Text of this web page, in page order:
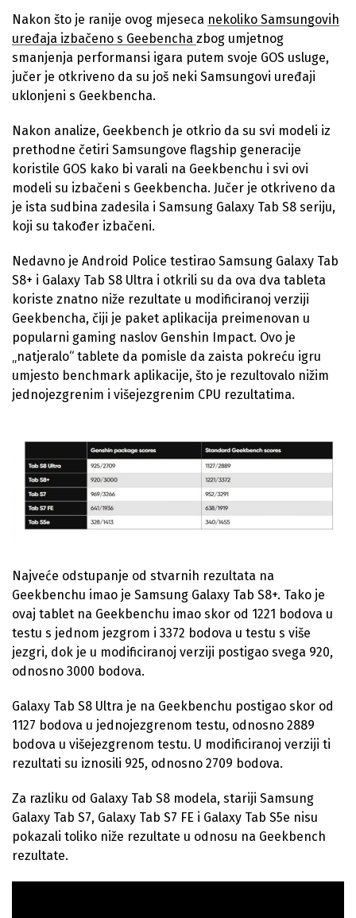
Nakon što je ranije ovog mjeseca nekoliko Samsungovih
uređaja izbačeno s Geebencha zbog umjetnog
smanjenja performansi igara putem svoje GOS usluge,
jučer je otkriveno da su još neki Samsungovi uređaji
uklonjeni s Geekbencha.
Nakon analize, Geekbench je otkrio da su svi modeli iz
prethodne četiri Samsungove flagship generacije
koristile GOS kako bi varali na Geekbenchu i svi ovi
modeli su izbačeni s Geekbencha. Jučer je otkriveno da
je ista sudbina zadesila i Samsung Galaxy Tab S8 seriju,
koji su također izbačeni.
Nedavno je Android Police testirao Samsung Galaxy Tab
S8+ i Galaxy Tab S8 Ultra i otkrili su da ova dva tableta
koriste znatno niže rezultate u modificiranoj verziji
Geekbencha, čiji je paket aplikacija preimenovan u
popularni gaming naslov Genshin Impact. Ovo je
„natjeralo“ tablete da pomisle da zaista pokreću igru
umjesto benchmark aplikacije, što je rezultovalo nižim
jednojezgrenim i višejezgrenim CPU rezultatima.
Najveće odstupanje od stvarnih rezultata na
Geekbenchu imao je Samsung Galaxy Tab S8+. Tako je
ovaj tablet na Geekbenchu imao skor od 1221 bodova u
testu s jednom jezgrom i 3372 bodova u testu s više
jezgri, dok je u modificiranoj verziji postigao svega 920,
odnosno 3000 bodova.
Galaxy Tab S8 Ultra je na Geekbenchu postigao skor od
1127 bodova u jednojezgrenom testu, odnosno 2889
bodova u višejezgrenom testu. U modificiranoj verziji ti
rezultati su iznosili 925, odnosno 2709 bodova.
Za razliku od Galaxy Tab S8 modela, stariji Samsung
Galaxy Tab S7, Galaxy Tab S7 FE i Galaxy Tab S5e nisu
pokazali toliko niže rezultate u odnosu na Geekbench
rezultate.